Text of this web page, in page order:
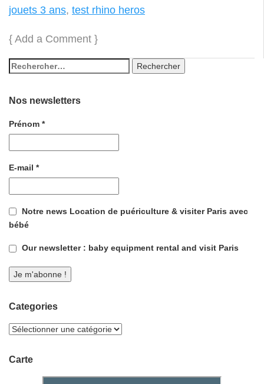
jouets 3 ans, test rhino heros
{ Add a Comment }
Nos newsletters
Prénom *
E-mail *
Notre news Location de puériculture & visiter Paris avec
bébé
Our newsletter : baby equipment rental and visit Paris
Categories
Carte